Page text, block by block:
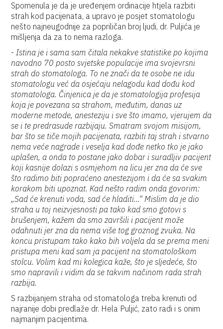
Spomenula je da je uređenjem ordinacije htjela razbiti
strah kod pacijenata, a upravo je posjet stomatologu
nešto najneugodnije za popriličan broj ljudi, dr. Puljića je
mišljenja da za to nema razloga.
-Istina je i sama sam čitala nekakve statistike po kojima
navodno 70 posto svjetske populacije ima svojevrsni
strah do stomatologa. To ne znači da te osobe ne idu
stomatologu već da osjećaju nelagodu kad dođu kod
stomatologa. Činjenica je da je stomatologija profesija
koja je povezana sa strahom, međutim, danas uz
moderne metode, anesteziju i sve što imamo, vjerujem da
se i te predrasude razbijaju. Smatram svojom misijom,
bar što se tiče mojih pacijenata, razbiti taj strah i stvarno
nema veće nagrade i veselja kad dođe netko tko je jako
uplašen, a onda to postane jako dobar i suradljiv pacijent
koji kasnije dolazi s osmjehom na licu jer zna da će sve
što radimo biti popraćeno anestezijom i da će sa svakim
korakom biti upoznat. Kad nešto radim onda govorim:
„Sad će krenuti voda, sad će hladiti…“ Mislim da je dio
straha u toj neizvjesnosti pa tako kad smo gotovi s
brušenjem, kažem da smo završili i pacijent može
odahnuti jer zna da nema više tog groznog zvuka. Na
koncu pristupam tako kako bih voljela da se prema meni
pristupa meni kad sam ja pacijent na stomatološkom
stolcu. Volim kad mi kolegica kaže, što je sljedeće, što
smo napravili i vidim da se takvim načinom rada strah
razbija.
S razbijanjem straha od stomatologa treba krenuti od
najranije dobi predlaže dr. Hela Puljić, zato radi i s onim
najmanjim pacijentima.